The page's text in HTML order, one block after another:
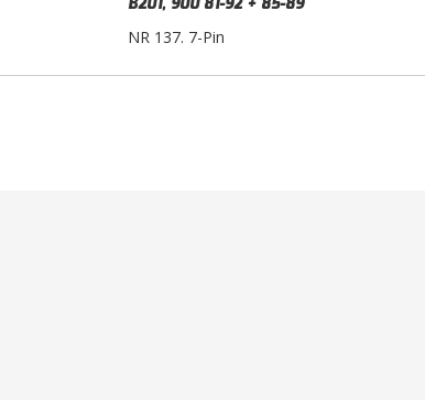
NR 137. 7-Pin